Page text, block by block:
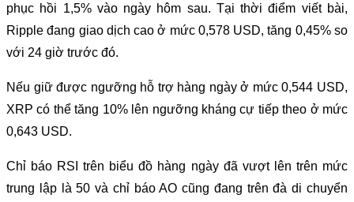
phục hồi 1,5% vào ngày hôm sau. Tại thời điểm viết bài,
Ripple đang giao dịch cao ở mức 0,578 USD, tăng 0,45% so
với 24 giờ trước đó.
Nếu giữ được ngưỡng hỗ trợ hàng ngày ở mức 0,544 USD,
XRP có thể tăng 10% lên ngưỡng kháng cự tiếp theo ở mức
0,643 USD.
Chỉ báo RSI trên biểu đồ hàng ngày đã vượt lên trên mức
trung lập là 50 và chỉ báo AO cũng đang trên đà di chuyển